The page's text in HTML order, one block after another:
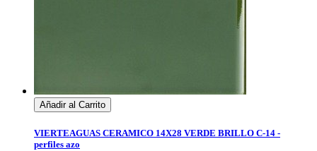
Añadir al Carrito
VIERTEAGUAS CERAMICO 14X28 VERDE BRILLO C-14 -
perfiles azo